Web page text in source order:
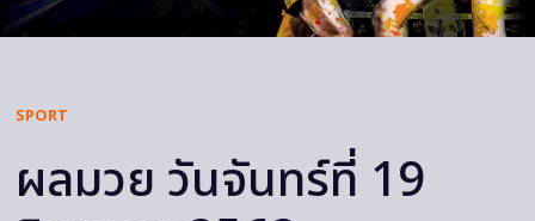
SPORT
ผลมวย วันจันทร์ที่ 19